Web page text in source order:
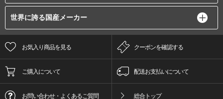
世界に誇る国産メーカー
お気入り商品を見る クーポンを確認する
ご購入について 配送お支払いについて
お問い合わせ・よくあるご質問 総合トップ